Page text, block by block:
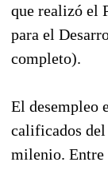
que realizó el
para el
completo).
El desempleo
calificados del
milenio. Entre